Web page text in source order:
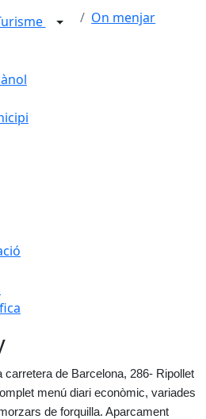
On menjar
carretera de Barcelona, 286- Ripollet
menú diari econòmic, variades
de forquilla. Aparcament